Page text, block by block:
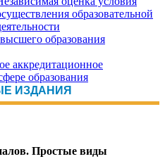
образовательной
образования
аккредитационное
образования
ИЗДАНИЯ
Простые виды